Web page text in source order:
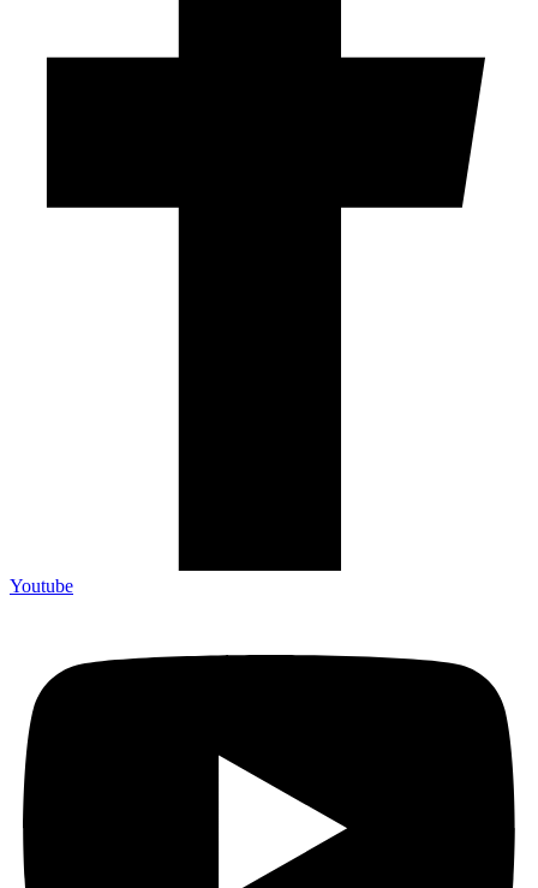
Youtube